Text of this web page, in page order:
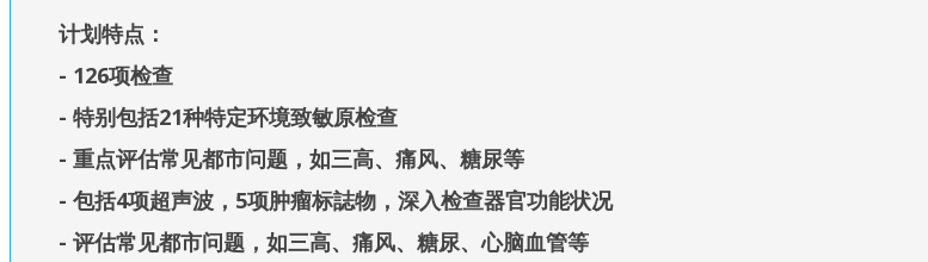
计划特点：
- 126项检查
- 特别包括21种特定环境致敏原检查
- 重点评估常见都市问题，如三高、痛风、糖尿等
- 包括4项超声波，5项肿瘤标誌物，深入检查器官功能状况
- 评估常见都市问题，如三高、痛风、糖尿、心脑血管等